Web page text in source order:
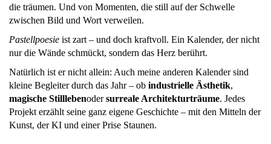
die träumen. Und von Momenten, die still auf der Schwelle
zwischen Bild und Wort verweilen.
Pastellpoesie ist zart – und doch kraftvoll. Ein Kalender, der nicht
nur die Wände schmückt, sondern das Herz berührt.
Natürlich ist er nicht allein: Auch meine anderen Kalender sind
kleine Begleiter durch das Jahr – ob industrielle Ästhetik,
magische Stilllebenodersurreale Architekturträume. Jedes
Projekt erzählt seine ganz eigene Geschichte – mit den Mitteln der
Kunst, der KI und einer Prise Staunen.